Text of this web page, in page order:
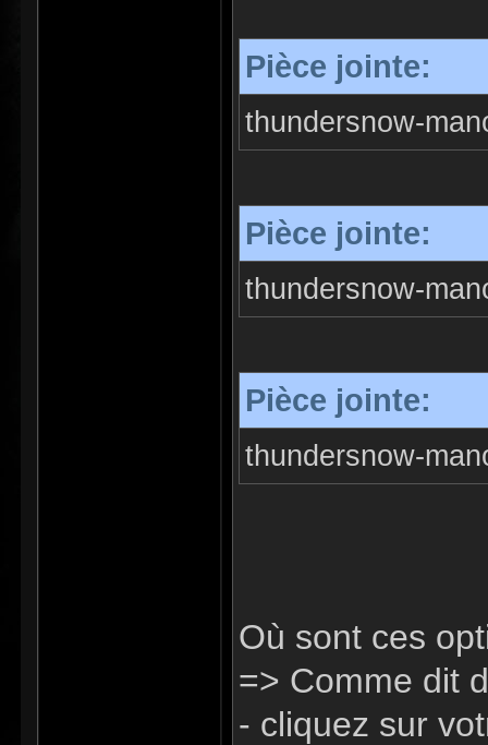
Pièce jointe:
thundersnow-
Pièce jointe:
thundersnow-
Pièce jointe:
thundersnow-
Où sont ces
=> Comme dit
- cliquez sur